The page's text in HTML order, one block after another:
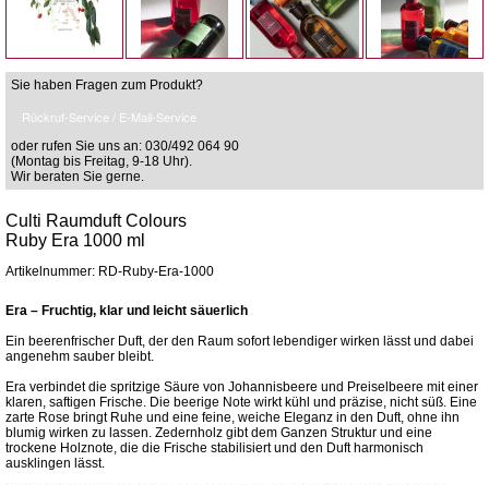
Sie haben Fragen zum Produkt?
Rückruf-Service / E-Mail-Service
oder rufen Sie uns an: 030/492 064 90
(Montag bis Freitag, 9-18 Uhr).
Wir beraten Sie gerne.
Culti Raumduft Colours
Ruby Era 1000 ml
Artikelnummer: RD-Ruby-Era-1000
Era – Fruchtig, klar und leicht säuerlich
Ein beerenfrischer Duft, der den Raum sofort lebendiger wirken lässt und dabei
angenehm sauber bleibt.
Era verbindet die spritzige Säure von Johannisbeere und Preiselbeere mit einer
klaren, saftigen Frische. Die beerige Note wirkt kühl und präzise, nicht süß. Eine
zarte Rose bringt Ruhe und eine feine, weiche Eleganz in den Duft, ohne ihn
blumig wirken zu lassen. Zedernholz gibt dem Ganzen Struktur und eine
trockene Holznote, die die Frische stabilisiert und den Duft harmonisch
ausklingen lässt.